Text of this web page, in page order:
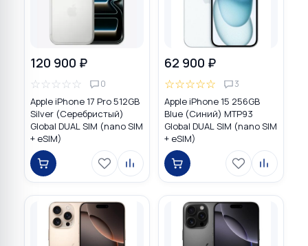
120 900 ₽
☆☆☆☆☆ 0
Apple iPhone 17 Pro 512GB
Silver (Серебристый)
Global DUAL SIM (nano SIM
+ eSIM)
62 900 ₽
☆☆☆☆☆ 3
Apple iPhone 15 256GB
Blue (Синий) MTP93
Global DUAL SIM (nano SIM
+ eSIM)